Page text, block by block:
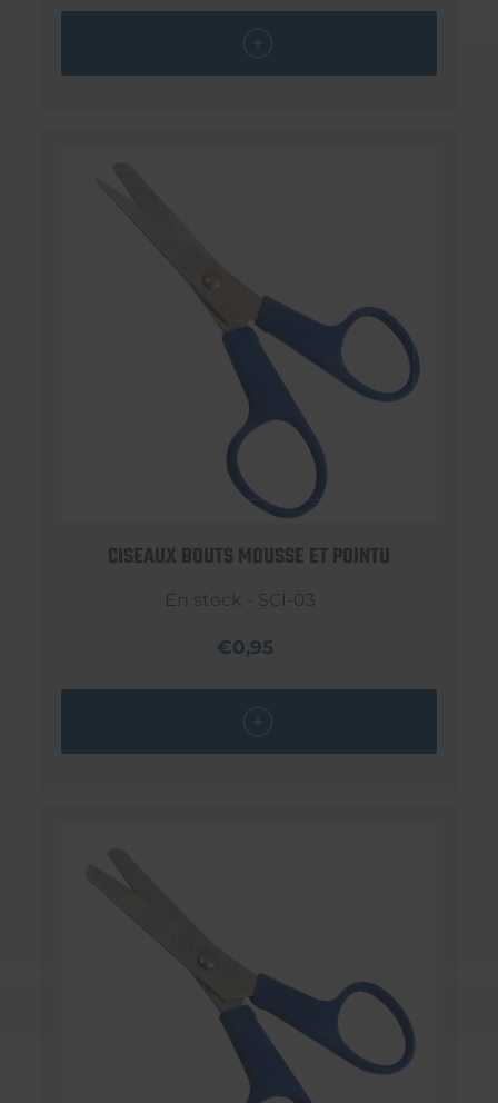
CISEAUX BOUTS MOUSSE ET POINTU
En stock - SCI-03
€0,95